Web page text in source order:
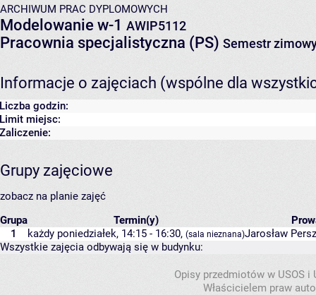
ARCHIWUM PRAC DYPLOMOWYCH
Modelowanie w-1 AWIP5112
Pracownia specjalistyczna (PS) Semestr
Informacje o zajęciach (wspólne dla
Liczba godzin:
Limit miejsc:
Zaliczenie:
Grupy zajęciowe
zobacz na planie zajęć
Grupa
Termin(y)
1
każdy poniedziałek, 14:15 - 16:30, (sala nieznana)Jarosław
Wszystkie zajęcia odbywają się w budynku:
Opisy przedmiotów w USOS
Właścicielem praw